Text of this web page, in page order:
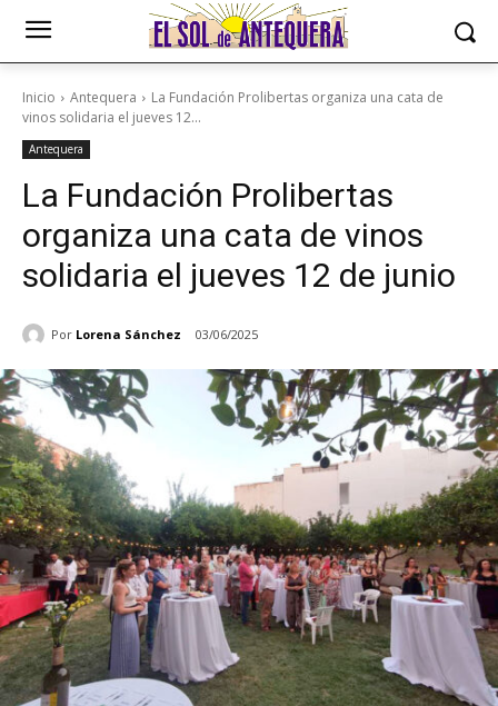
Inicio Antequera
La Fundación Prolibertas organiza una cata de
vinos solidaria el jueves 12...
Antequera
La Fundación Prolibertas
organiza una cata de vinos
solidaria el jueves 12 de junio
Por Lorena Sánchez 03/06/2025